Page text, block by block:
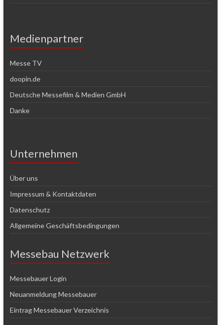
Medienpartner
Messe TV
doopin.de
Deutsche Messefilm & Medien GmbH
Danke
Unternehmen
Über uns
Impressum & Kontaktdaten
Datenschutz
Allgemeine Geschäftsbedingungen
Messebau Netzwerk
Messebauer Login
Neuanmeldung Messebauer
Eintrag Messebauer Verzeichnis